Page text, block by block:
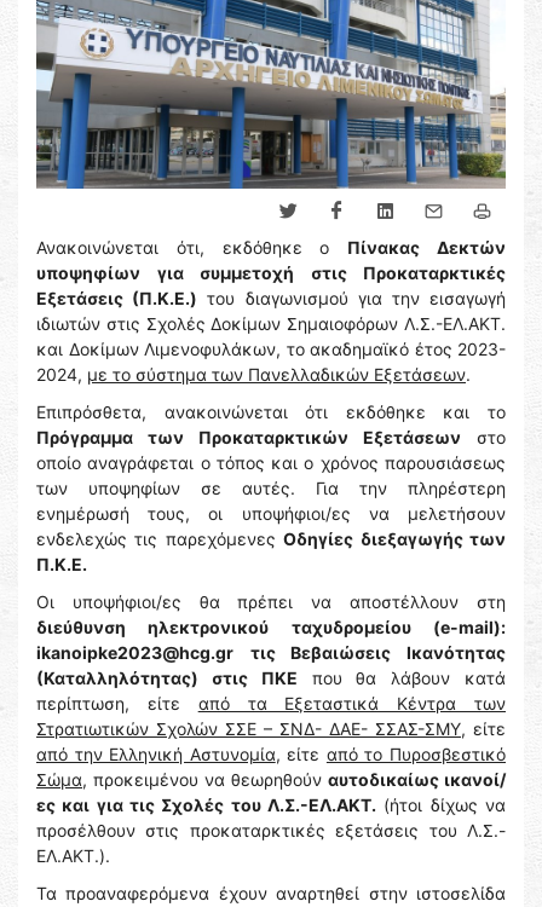
Ανακοινώνεται ότι, εκδόθηκε ο Πίνακας Δεκτών
υποψηφίων για συμμετοχή στις Προκαταρκτικές
Εξετάσεις (Π.Κ.Ε.) του διαγωνισμού για την εισαγωγή
ιδιωτών στις Σχολές Δοκίμων Σημαιοφόρων Λ.Σ.-ΕΛ.ΑΚΤ.
και Δοκίμων Λιμενοφυλάκων, το ακαδημαϊκό έτος 2023-
2024, με το σύστημα των Πανελλαδικών Εξετάσεων.
Επιπρόσθετα, ανακοινώνεται ότι εκδόθηκε και το
Πρόγραμμα των Προκαταρκτικών Εξετάσεων στο
οποίο αναγράφεται ο τόπος και ο χρόνος παρουσιάσεως
των υποψηφίων σε αυτές. Για την πληρέστερη
ενημέρωσή τους, οι υποψήφιοι/ες να μελετήσουν
ενδελεχώς τις παρεχόμενεςΟδηγίες διεξαγωγής των
Π.Κ.Ε.
Οι υποψήφιοι/ες θα πρέπει να αποστέλλουν στη
διεύθυνση ηλεκτρονικού ταχυδρομείου (e-mail):
ikanoipke2023@hcg.gr
τις Βεβαιώσεις Ικανότητας
(Καταλληλότητας) στις ΠΚΕ που θα λάβουν κατά
περίπτωση, είτε από τα Εξεταστικά Κέντρα των
Στρατιωτικών Σχολών ΣΣΕ – ΣΝΔ- ΔΑΕ- ΣΣΑΣ-ΣΜΥ, είτε
από την Ελληνική Αστυνομία, είτε από το Πυροσβεστικό
Σώμα, προκειμένου να θεωρηθούν αυτοδικαίως ικανοί/
ες και για τις Σχολές του Λ.Σ.-ΕΛ.ΑΚΤ. (ήτοι δίχως να
προσέλθουν στις προκαταρκτικές εξετάσεις του Λ.Σ.-
ΕΛ.ΑΚΤ.).
Τα προαναφερόμενα έχουν αναρτηθεί στην ιστοσελίδα